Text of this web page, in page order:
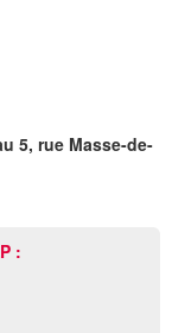
5, rue Masse-de-
: